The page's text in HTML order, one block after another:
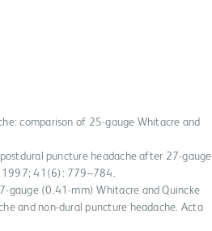
comparison of 25-gauge Whitacre and
puncture headache after 27-gauge
1997; 41(6): 779–784.
gauge (0.41-mm) Whitacre and Quincke
and non-dural puncture headache. Acta